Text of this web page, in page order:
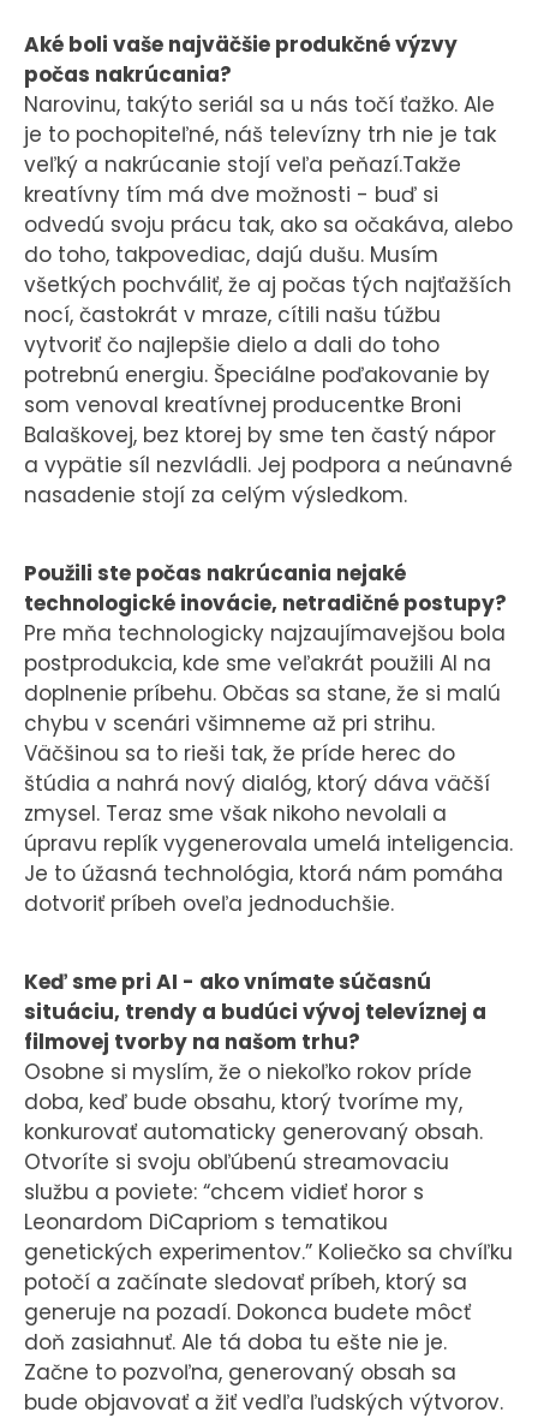
Aké boli vaše najväčšie produkčné výzvy
počas nakrúcania?
Narovinu, takýto seriál sa u nás točí ťažko. Ale
je to pochopiteľné, náš televízny trh nie je tak
veľký a nakrúcanie stojí veľa peňazí.Takže
kreatívny tím má dve možnosti - buď si
odvedú svoju prácu tak, ako sa očakáva, alebo
do toho, takpovediac, dajú dušu. Musím
všetkých pochváliť, že aj počas tých najťažších
nocí, častokrát v mraze, cítili našu túžbu
vytvoriť čo najlepšie dielo a dali do toho
potrebnú energiu. Špeciálne poďakovanie by
som venoval kreatívnej producentke Broni
Balaškovej, bez ktorej by sme ten častý nápor
a vypätie síl nezvládli. Jej podpora a neúnavné
nasadenie stojí za celým výsledkom.
Použili ste počas nakrúcania nejaké
technologické inovácie, netradičné postupy?
Pre mňa technologicky najzaujímavejšou bola
postprodukcia, kde sme veľakrát použili AI na
doplnenie príbehu. Občas sa stane, že si malú
chybu v scenári všimneme až pri strihu.
Väčšinou sa to rieši tak, že príde herec do
štúdia a nahrá nový dialóg, ktorý dáva väčší
zmysel. Teraz sme však nikoho nevolali a
úpravu replík vygenerovala umelá inteligencia.
Je to úžasná technológia, ktorá nám pomáha
dotvoriť príbeh oveľa jednoduchšie.
Keď sme pri AI - ako vnímate súčasnú
situáciu, trendy a budúci vývoj televíznej a
filmovej tvorby na našom trhu?
Osobne si myslím, že o niekoľko rokov príde
doba, keď bude obsahu, ktorý tvoríme my,
konkurovať automaticky generovaný obsah.
Otvoríte si svoju obľúbenú streamovaciu
službu a poviete: “chcem vidieť horor s
Leonardom DiCapriom s tematikou
genetických experimentov.” Koliečko sa chvíľku
potočí a začínate sledovať príbeh, ktorý sa
generuje na pozadí. Dokonca budete môcť
doň zasiahnuť. Ale tá doba tu ešte nie je.
Začne to pozvoľna, generovaný obsah sa
bude objavovať a žiť vedľa ľudských výtvorov.